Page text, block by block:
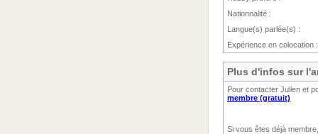
Nationnalité :
Langue(s) parlée(s) :
Expérience en colocation :
Plus d'infos sur
Pour contacter Julien et
membre (gratuit)
Si vous êtes déjà